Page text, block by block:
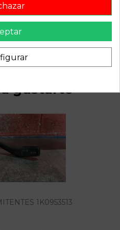
para seat leon (1p1) | 0.05 - ...
038109111E
gustarte
1K0953513